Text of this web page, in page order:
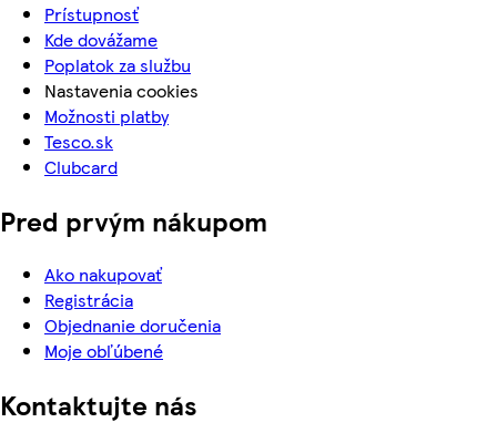
Prístupnosť
Kde dovážame
Poplatok za službu
Nastavenia cookies
Možnosti platby
Tesco.sk
Clubcard
Pred prvým nákupom
Ako nakupovať
Registrácia
Objednanie doručenia
Moje obľúbené
Kontaktujte nás